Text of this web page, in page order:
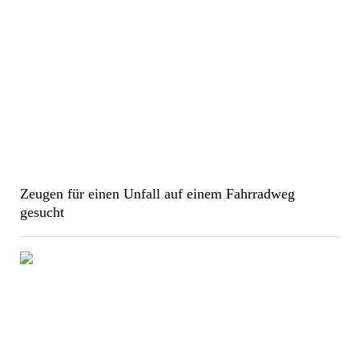
Zeugen für einen Unfall auf einem Fahrradweg
gesucht